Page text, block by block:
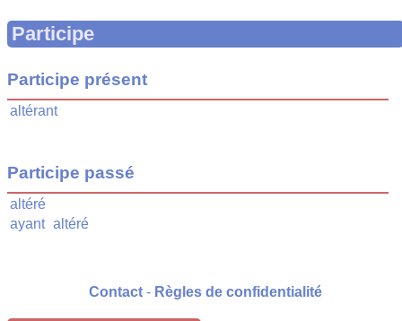
Participe
Participe présent
altérant
Participe passé
altéré
ayant altéré
Contact - Règles de confidentialité